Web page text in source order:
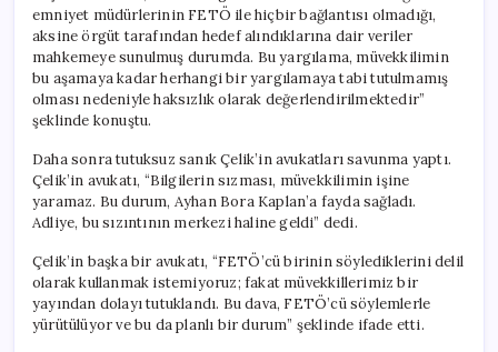
emniyet müdürlerinin FETÖ ile hiçbir bağlantısı olmadığı,
aksine örgüt tarafından hedef alındıklarına dair veriler
mahkemeye sunulmuş durumda. Bu yargılama, müvekkilimin
bu aşamaya kadar herhangi bir yargılamaya tabi tutulmamış
olması nedeniyle haksızlık olarak değerlendirilmektedir”
şeklinde konuştu.
Daha sonra tutuksuz sanık Çelik’in avukatları savunma yaptı.
Çelik’in avukatı, “Bilgilerin sızması, müvekkilimin işine
yaramaz. Bu durum, Ayhan Bora Kaplan’a fayda sağladı.
Adliye, bu sızıntının merkezi haline geldi” dedi.
Çelik’in başka bir avukatı, “FETÖ’cü birinin söylediklerini delil
olarak kullanmak istemiyoruz; fakat müvekkillerimiz bir
yayından dolayı tutuklandı. Bu dava, FETÖ’cü söylemlerle
yürütülüyor ve bu da planlı bir durum” şeklinde ifade etti.